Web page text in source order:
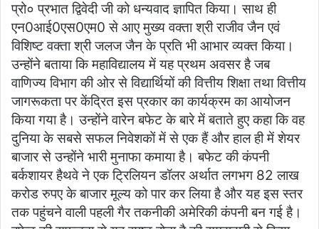
प्रो० प्रभात द्विवेदी जी को धन्यवाद ज्ञापित किया। साथ ही
एन0आई0एस0एम0 से आए मुख्य वक्ता श्री राजीव जैन एवं
विशिष्ट वक्ता श्री जलज जैन के प्रति भी आभार व्यक्त किया।
उन्होंने बताया कि महाविद्यालय में यह प्रथम अवसर है जब
वाणिज्य विभाग की ओर से विद्यार्थियों की वित्तीय शिक्षा तथा वित्तीय
जागरूकता पर केंद्रित इस प्रकार का कार्यक्रम का आयोजन
किया गया है। उन्होंने वारेन बफेट के बारे में बताते हुए कहा कि वह
दुनिया के सबसे सफल निवेशकों में से एक हैं और हाल ही में शेयर
बाजार से उन्होंने भारी मुनाफा कमाया है। बफेट की कंपनी
बर्कशायर हैथवे ने एक ट्रिलियन डॉलर अर्थात लगभग 82 लाख
करोड रुपए के बाजार मूल्य को पार कर लिया है और यह इस स्तर
तक पहुंचने वाली पहली गैर तकनीकी अमेरिकी कंपनी बन गई है।